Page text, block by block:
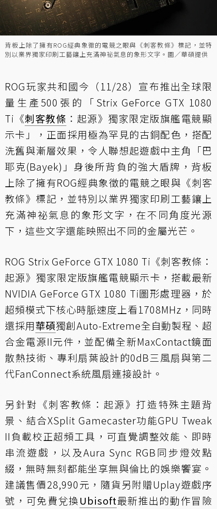
背板上除了擁有ROG經典象徵的電競之眼與《刺客教條》標記，並特
別以業界獨家印刷工藝鑲上充滿神祕氣息的象形文字。圖／華碩提供
ROG玩家共和國今（11/28）宣布推出全球限
量生產500張的「Strix GeForce GTX 1080
Ti《刺客教條 ：起源》獨家限定版旗艦電競顯
示卡」，正面採用極為罕見的古銅配色，搭配
洗舊與漸層效果，令人聯想起遊戲中主角「巴
耶克(Bayek)」身後所背負的強大盾牌，背板
上除了擁有ROG經典象徵的電競之眼與《刺客
教條》標記，並特別以業界獨家印刷工藝鑲上
充滿神祕氣息的象形文字，在不同角度光源
下，這些文字還能映照出不同的金屬光芒。
ROG Strix GeForce GTX 1080 Ti《刺客教條：
起源》獨家限定版旗艦電競顯示卡，搭載最新
NVIDIA GeForce GTX 1080 Ti圖形處理器，於
超頻模式下核心時脈速度上看1708MHz，同時
還採用華碩獨創Auto-Extreme全自動製程、超
合金電源II元件，並配備全新MaxContact鏡面
散熱技術、專利扇葉設計的0dB三風扇與第二
代FanConnect系統風扇連接設計。
另針對《刺客教條：起源》打造特殊主題背
景、結合XSplit Gamecaster功能GPU Tweak
II負載校正超頻工具，可直覺調整效能、即時
串流遊戲，以及Aura Sync RGB同步燈效點
綴，無時無刻都能坐享無與倫比的娛樂饗宴。
建議售價28,990元，隨貨另附贈Uplay遊戲序
號，可免費兌換Ubisoft最新推出的動作冒險